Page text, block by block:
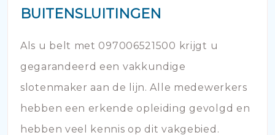
BUITENSLUITINGEN
Als u belt met 097006521500 krijgt u
gegarandeerd een vakkundige
slotenmaker aan de lijn. Alle medewerkers
hebben een erkende opleiding gevolgd en
hebben veel kennis op dit vakgebied.